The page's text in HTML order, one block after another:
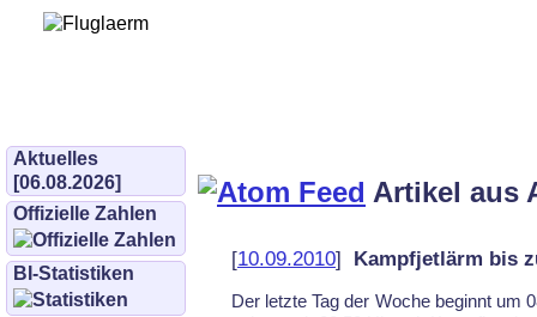
Aktuelles
[06.08.2026]
Offizielle Zahlen
BI-Statistiken
Artikel aus
[10.09.2010] Kampfjetlärm bis
Der letzte Tag der Woche beginnt um